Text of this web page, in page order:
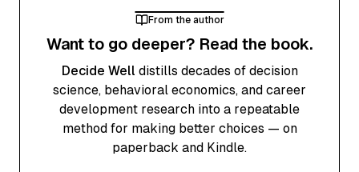
From the author
Want to go deeper? Read the book.
Decide Well distills decades of decision
science, behavioral economics, and career
development research into a repeatable
method for making better choices — on
paperback and Kindle.